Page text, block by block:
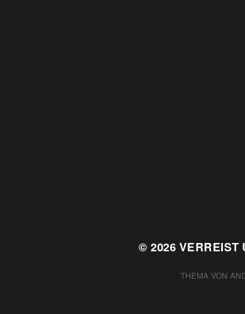
© 2026 VERREIST
THEMA VON